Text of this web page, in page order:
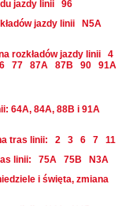
jazdy linii
96
jazdy linii
N5A
rozkładów jazdy linii
4
77 87A 87B 90
91A
64A, 84A, 88B i 91A
tras linii:
2 3 6 7
11
linii:
75A 75B
N3A
i święta, zmiana